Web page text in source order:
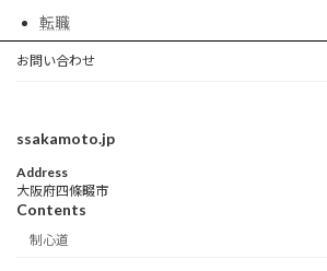
転職
お問い合わせ
ssakamoto.jp
Address
大阪府四條畷市
Contents
制心道